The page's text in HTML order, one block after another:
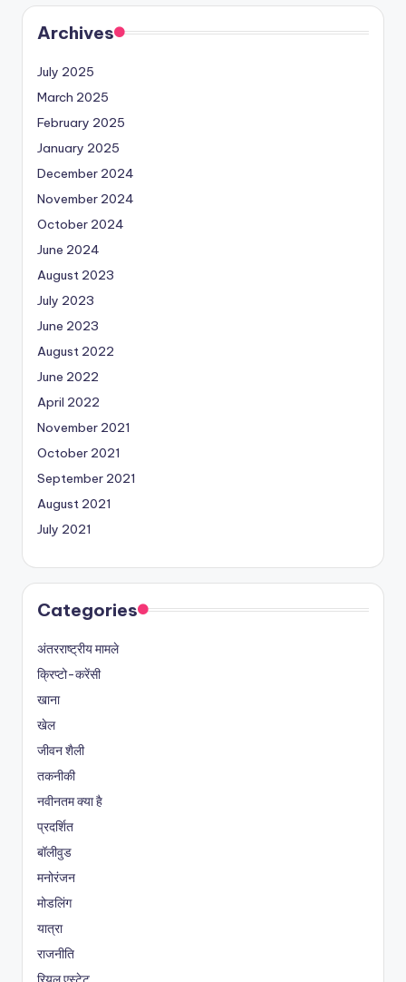
Archives
July 2025
March 2025
February 2025
January 2025
December 2024
November 2024
October 2024
June 2024
August 2023
July 2023
June 2023
August 2022
June 2022
April 2022
November 2021
October 2021
September 2021
August 2021
July 2021
Categories
अंतरराष्ट्रीय मामले
क्रिप्टो-करेंसी
खाना
खेल
जीवन शैली
तकनीकी
नवीनतम क्या है
प्रदर्शित
बॉलीवुड
मनोरंजन
मोडलिंग
यात्रा
राजनीति